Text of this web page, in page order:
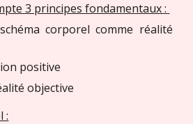
3 principes fondamentaux :
corporel comme réalité
positive
objective
: